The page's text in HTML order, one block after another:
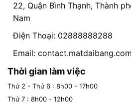
22, Quận Bình Thạnh, Thành
Nam
Điện Thoại: 02888888288
Email:
Thời gian làm việc
Thứ 2 - Thứ 6 : 8h00 - 17h00
Thứ 7 : 8h00 - 12h00